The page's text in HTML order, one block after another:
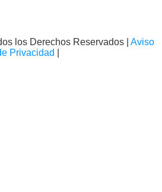
los Derechos Reservados | Aviso
Privacidad